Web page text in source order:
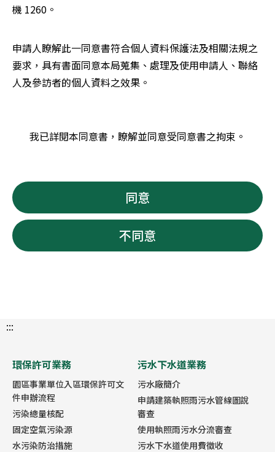
機 1260。
申請人瞭解此一同意書符合個人資料保護法及相關法規之
要求，具有書面同意本局蒐集、處理及使用申請人、聯絡
人及參訪者的個人資料之效果。
我已詳閱本同意書，瞭解並同意受同意書之拘束。
同意
不同意
:::
環保許可業務
園區事業單位入區環保許可文
件申辦流程
污染總量核配
固定空氣污染源
水污染防治措施
污水下水道業務
污水廠簡介
申請建築執照雨污水管線圖說
審查
使用執照雨污水分流審查
污水下水道使用費徵收